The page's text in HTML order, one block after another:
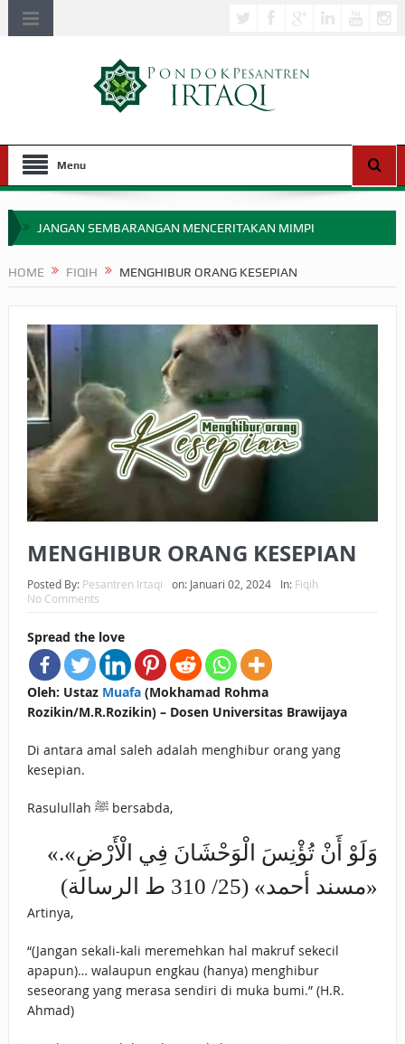
Menu
JANGAN SEMBARANGAN MENCERITAKAN MIMPI
APA HUKUM MEMPERCEPAT PEMBAYARAN ZAKAT
SEBELUM TIBA SAAT WAJIB?
HAKIKAT NIKMAT DI DUNIA!
BAGAIMANA CARA MEMBAYAR ZAKAT UANG?
UANG HARAM BISA MENJADI HALAL JIKA SEBAB
KEPEMILIKANNYA BERUBAH
HUKUM MEMBAYAR ZAKAT DENGAN CARA MENGANGSUR
HUKUM MEMBAYAR ZAKAT KEPADA KERABAT SENDIRI
HOME FIQIH MENGHIBUR ORANG KESEPIAN
MENGHIBUR ORANG KESEPIAN
Posted By: Pesantren Irtaqi on: Januari 02, 2024 In: Fiqih
No Comments
Spread the love
Oleh: Ustaz Muafa(Mokhamad Rohma
Rozikin/M.R.Rozikin) – Dosen Universitas Brawijaya
Di antara amal saleh adalah menghibur orang yang
kesepian.
Rasulullah ﷺ bersabda,
«وَلَوْ أَنْ تُؤْنِسَ الْوَحْشَانَ فِي الْأَرْضِ».
«مسند أحمد» (25/ 310 ط الرسالة)
Artinya,
“(Jangan sekali-kali meremehkan hal makruf sekecil
apapun)… walaupun engkau (hanya) menghibur
seseorang yang merasa sendiri di muka bumi.” (H.R.
Ahmad)